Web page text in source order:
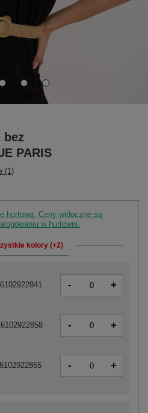
bez
PARIS
(1)
hurtową. Ceny widoczne są
w hurtowni.
kolory (+2)
- +
- +
- +